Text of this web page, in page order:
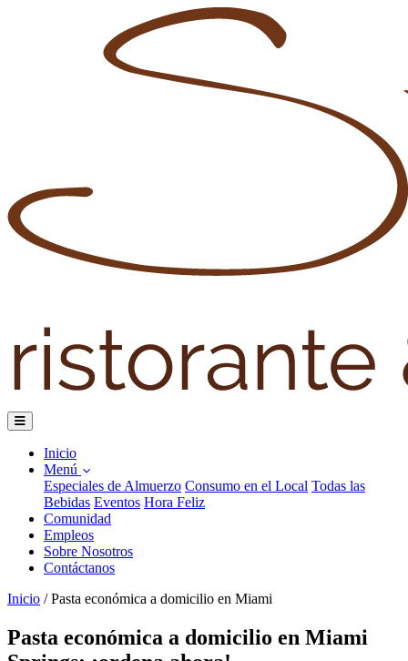
Inicio
Menú
Especiales de Almuerzo Consumo en el Local Todas las
Bebidas Eventos Hora Feliz
Comunidad
Empleos
Sobre Nosotros
Contáctanos
Inicio / Pasta económica a domicilio en Miami
Pasta económica a domicilio en Miami